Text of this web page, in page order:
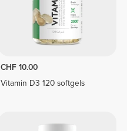
CHF 10.00
Vitamin D3 120 softgels